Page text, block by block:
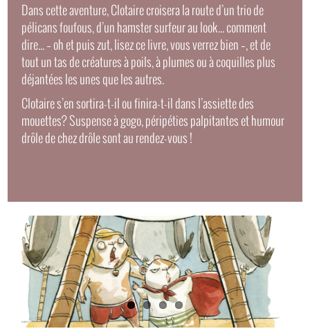
Dans cette aventure, Clotaire croisera la route d’un trio de
pélicans foufous, d’un hamster surfeur au look... comment
dire... – oh et puis zut, lisez ce livre, vous verrez bien –, et de
tout un tas de créatures à poils, à plumes ou à coquilles plus
déjantées les unes que les autres.
Clotaire s’en sortira-t-il ou finira-t-il dans l’assiette des
mouettes? Suspense à gogo, péripéties palpitantes et humour
drôle de chez drôle sont au rendez-vous !
Images
Slide